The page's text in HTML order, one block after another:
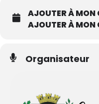
AJOUTER À MON
AJOUTER À MON
Organisateur